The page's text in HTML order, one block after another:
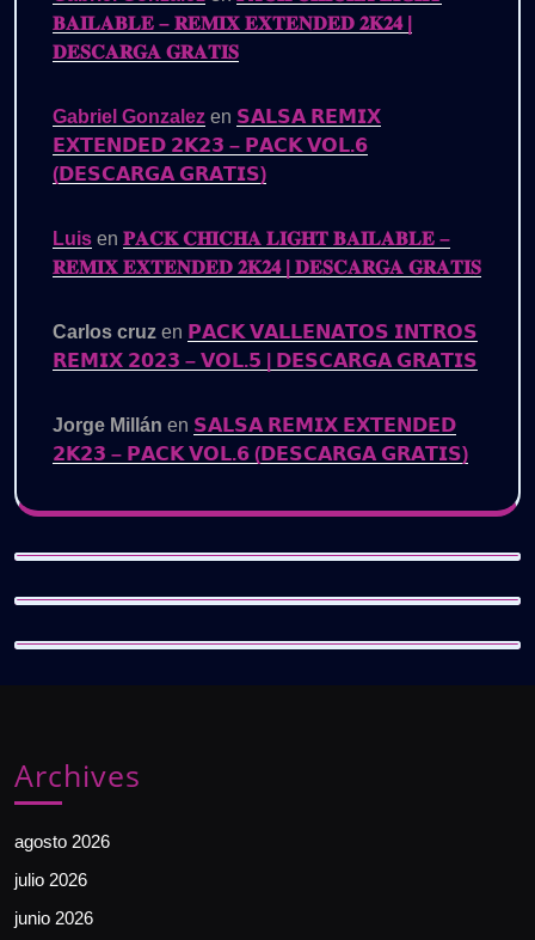
𝐁𝐀𝐈𝐋𝐀𝐁𝐋𝐄 – 𝐑𝐄𝐌𝐈𝐗 𝐄𝐗𝐓𝐄𝐍𝐃𝐄𝐃 𝟐𝐊𝟐𝟒 |
𝐃𝐄𝐒𝐂𝐀𝐑𝐆𝐀 𝐆𝐑𝐀𝐓𝐈𝐒
Gabriel Gonzalez en 𝗦𝗔𝗟𝗦𝗔 𝗥𝗘𝗠𝗜𝗫
𝗘𝗫𝗧𝗘𝗡𝗗𝗘𝗗 𝟮𝗞𝟮𝟯 – 𝗣𝗔𝗖𝗞 𝗩𝗢𝗟.𝟲
(𝗗𝗘𝗦𝗖𝗔𝗥𝗚𝗔 𝗚𝗥𝗔𝗧𝗜𝗦)
Luis en 𝐏𝐀𝐂𝐊 𝐂𝐇𝐈𝐂𝐇𝐀 𝐋𝐈𝐆𝐇𝐓 𝐁𝐀𝐈𝐋𝐀𝐁𝐋𝐄 –
𝐑𝐄𝐌𝐈𝐗 𝐄𝐗𝐓𝐄𝐍𝐃𝐄𝐃 𝟐𝐊𝟐𝟒 | 𝐃𝐄𝐒𝐂𝐀𝐑𝐆𝐀 𝐆𝐑𝐀𝐓𝐈𝐒
Carlos cruz en 𝗣𝗔𝗖𝗞 𝗩𝗔𝗟𝗟𝗘𝗡𝗔𝗧𝗢𝗦 𝗜𝗡𝗧𝗥𝗢𝗦
𝗥𝗘𝗠𝗜𝗫 𝟮𝟬𝟮𝟯 – 𝗩𝗢𝗟.𝟱 | 𝗗𝗘𝗦𝗖𝗔𝗥𝗚𝗔 𝗚𝗥𝗔𝗧𝗜𝗦
Jorge Millán en 𝗦𝗔𝗟𝗦𝗔 𝗥𝗘𝗠𝗜𝗫 𝗘𝗫𝗧𝗘𝗡𝗗𝗘𝗗
𝟮𝗞𝟮𝟯 – 𝗣𝗔𝗖𝗞 𝗩𝗢𝗟.𝟲 (𝗗𝗘𝗦𝗖𝗔𝗥𝗚𝗔 𝗚𝗥𝗔𝗧𝗜𝗦)
Archives
agosto 2026
julio 2026
junio 2026